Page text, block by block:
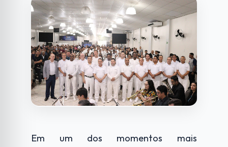
Em um dos momentos mais